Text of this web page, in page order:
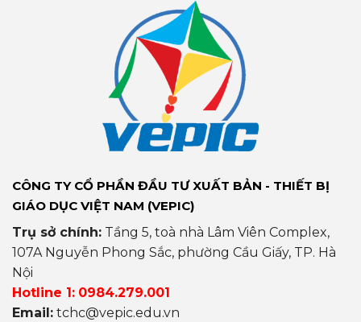
CÔNG TY CỔ PHẦN ĐẦU TƯ XUẤT BẢN - THIẾT BỊ
GIÁO DỤC VIỆT NAM (VEPIC)
Trụ sở chính: Tầng 5, toà nhà Lâm Viên Complex,
107A Nguyễn Phong Sắc, phường Cầu Giấy, TP. Hà
Nội
Hotline 1: 0984.279.001
Email: tchc@vepic.edu.vn